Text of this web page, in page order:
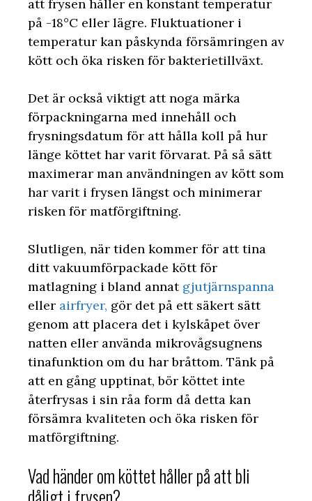
att frysen håller en konstant temperatur
på -18°C eller lägre. Fluktuationer i
temperatur kan påskynda försämringen av
kött och öka risken för bakterietillväxt.
Det är också viktigt att noga märka
förpackningarna med innehåll och
frysningsdatum för att hålla koll på hur
länge köttet har varit förvarat. På så sätt
maximerar man användningen av kött som
har varit i frysen längst och minimerar
risken för matförgiftning.
Slutligen, när tiden kommer för att tina
ditt vakuumförpackade kött för
matlagning i bland annat gjutjärnspanna
eller airfryer, gör det på ett säkert sätt
genom att placera det i kylskåpet över
natten eller använda mikrovågsugnens
tinafunktion om du har bråttom. Tänk på
att en gång upptinat, bör köttet inte
återfrysas i sin råa form då detta kan
försämra kvaliteten och öka risken för
matförgiftning.
Vad händer om köttet håller på att bli